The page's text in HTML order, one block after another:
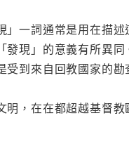
」一詞通常是用在描
發現」的意義有所異
到來自回教國家的
明，在在都超越基督